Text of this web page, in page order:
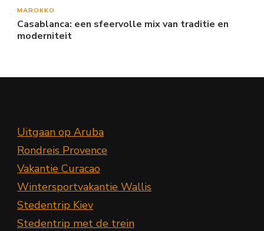
MAROKKO
Casablanca: een sfeervolle mix van traditie en
moderniteit
Uitgaan op Aruba
Rondreis Provence
Vakantie Curacao
Wintersportvakantie Wallis
Stedentrip Kiev
Stedentrip met de trein